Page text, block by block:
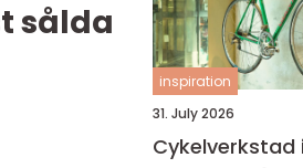
sålda
inspiration
31. July 2026
Cykelverkstad i